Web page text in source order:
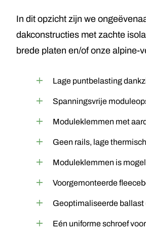
In dit opzicht zijn we
dakconstructies met zachte
brede platen en/of onze alpine-
Lage puntbelasting
Spanningsvrije
Moduleklemmen met
Geen rails, lage
Moduleklemmen is
Voorgemonteerde
Geoptimaliseerde
Eén uniforme schroef